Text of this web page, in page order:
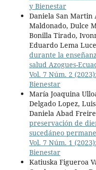
y Bienestar
Daniela San Martin
Maldonado, Dulce
Bonilla Tirado,
Eduardo Lema
durante la
salud Azogues-
Vol. 7 Núm. 2
Bienestar
María Joaquina
Delgado Lopez,
Daniela Abad
preservación de
sucedáneo
Vol. 7 Núm. 1
Bienestar
Katiuska Figueroa